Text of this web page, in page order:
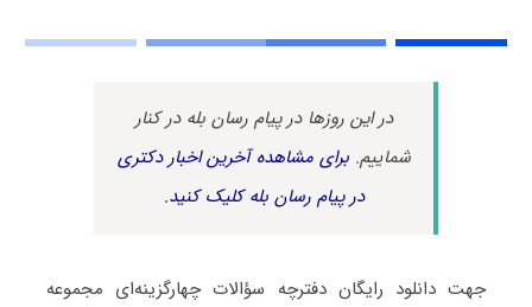
در این روزها در پیام رسان بله در کنار
شماییم.برای مشاهده آخرین اخبار دکتری
در پیام رسان بله کلیک کنید.
جهت دانلود رایگان دفترچه سؤالات چهارگزینه‌ای مجموعه